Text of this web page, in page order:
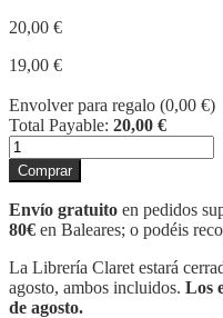
20,00 €
19,00 €
Envolver para regalo (0,00 €)
Total Payable: 20,00 €
SEGUNDA
OPORTUNIDAD
cantidad
Comprar
Envío gratuito en pedidos
80€ en Baleares; o podéis
La Librería Claret estará
agosto, ambos incluidos. Los
de agosto.